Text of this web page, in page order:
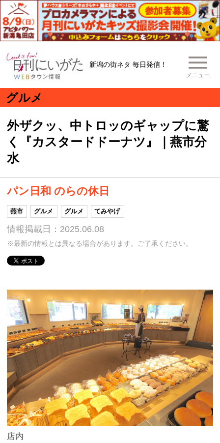
新潟の街ネタ 毎日発信！
メニュー
グルメ
外ザクッ、中トロッのギャップに驚
く『カスタードドーナツ』｜燕市分
水
パン日和 のらの休日
燕市 グルメ グルメ てみやげ
情報掲載日：2025.06.08
※最新の情報とは異なる場合があります。ご了承ください。
店内